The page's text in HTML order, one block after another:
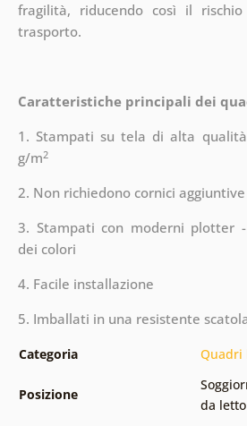
fragilità, riducendo così il
trasporto.
Caratteristiche principali dei
1. Stampati su tela di alta
g/m2
2. Non richiedono cornici aggiuntive
3. Stampati con moderni plotter
dei colori
4. Facile installazione
5. Imballati in una resistente
Categoria Quadri
Posizione
da letto